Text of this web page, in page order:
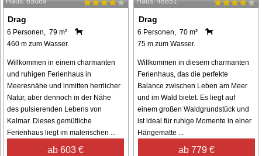
Drag
6 Personen, 79 m²
460 m zum Wasser.
Willkommen in einem charmanten
und ruhigen Ferienhaus in
Meeresnähe und inmitten herrlicher
Natur, aber dennoch in der Nähe
des pulsierenden Lebens von
Kalmar. Dieses gemütliche
Ferienhaus liegt im malerischen ...
ab 603 €
Drag
6 Personen, 70 m²
75 m zum Wasser.
Willkommen in diesem charmanten
Ferienhaus, das die perfekte
Balance zwischen Leben am Meer
und im Wald bietet. Es liegt auf
einem großen Waldgrundstück und
ist ideal für ruhige Momente in einer
Hängematte ...
ab 779 €